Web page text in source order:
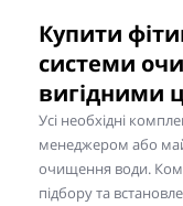
Купити
системи
вигідними
Усі необхідні
менеджером або
очищення води.
підбору та